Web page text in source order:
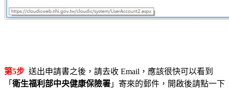
第5步 送出申請書之後，請去收 Email，應該很快可以看到
「 衛生福利部中央健康保險署 」寄來的郵件，開啟後請點一下